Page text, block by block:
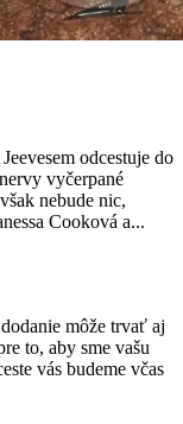
odcestuje do
vyčerpané
nebude nic,
Cooková a...
môže trvať aj
to, aby sme vašu
vás budeme včas